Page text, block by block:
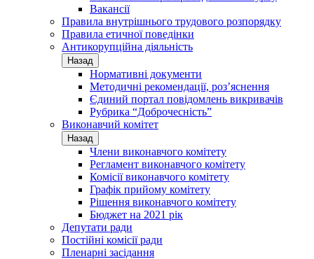
Вакансії
Правила внутрішнього трудового розпорядку
Правила етичної поведінки
Антикорупційна діяльність
Назад
Нормативні документи
Методичні рекомендації, роз’яснення
Єдиний портал повідомлень викривачів
Рубрика “Доброчесність”
Виконавчий комітет
Назад
Члени виконавчого комітету
Регламент виконавчого комітету
Комісії виконавчого комітету
Графік прийому комітету
Рішення виконавчого комітету
Бюджет на 2021 рік
Депутати ради
Постійні комісії ради
Пленарні засідання